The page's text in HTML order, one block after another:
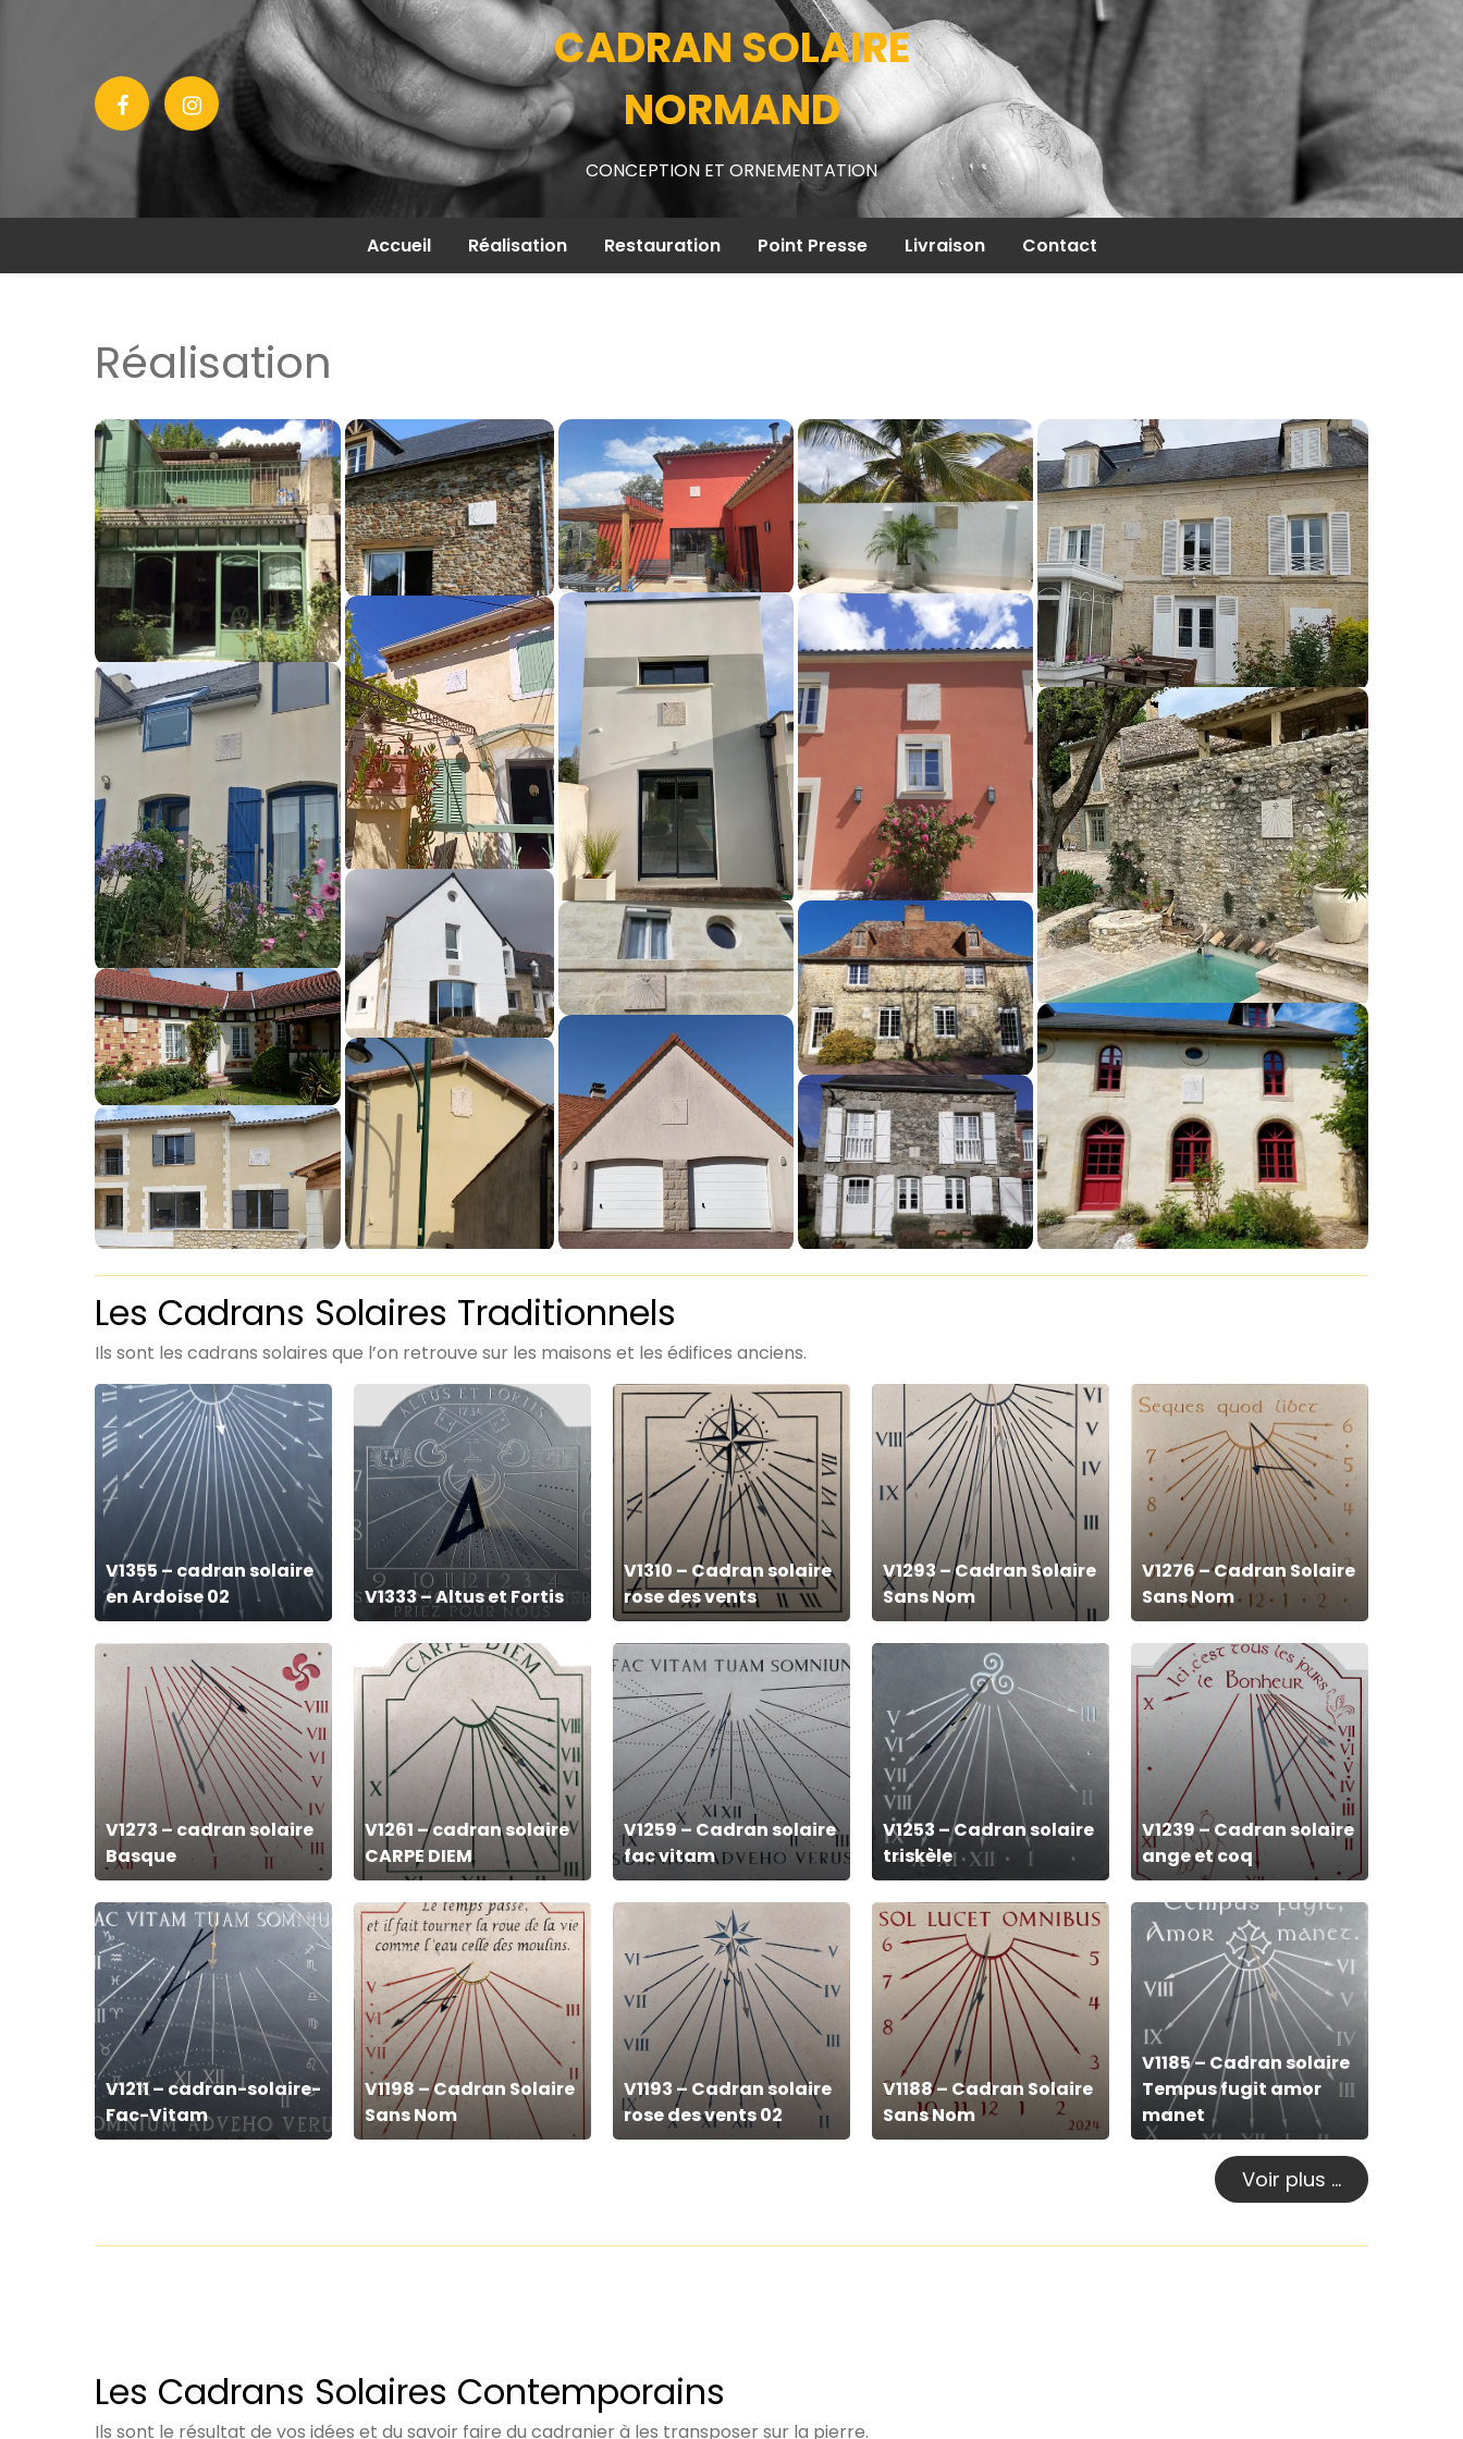
CADRAN SOLAIRE
NORMAND
CONCEPTION ET ORNEMENTATION
Accueil Réalisation Restauration Point Presse Livraison Contact
Réalisation
Les Cadrans Solaires Traditionnels
Ils sont les cadrans solaires que l’on retrouve sur les maisons et les édifices anciens.
V1355
–
cadran
solaire
en
Ardoise
02
V1355 – cadran solaire
en Ardoise 02
V1333
–
Altus
et
Fortis
V1333 – Altus et Fortis
V1310
Cadran
solaire
rose
vents
V1310 – Cadran solaire
rose des vents
V1293
–
Cadran
Solaire
V1293 – Cadran Solaire
Sans Nom
V1276
Cadran
Solaire
Sans
Nom
V1276 – Cadran Solaire
Sans Nom
V1273
cadran
solaire
Basque
V1273 – cadran solaire
Basque
V1261
–
cadran
solaire
CARPE
DIEM
V1261 – cadran solaire
CARPE DIEM
V1259
–
Cadran
solaire
fac
vitam
V1259 – Cadran solaire
fac vitam
V1253
–
Cadran
solaire
triskèle
V1253 – Cadran solaire
triskèle
V1239
–
Cadran
solaire
ange
coq
V1239 – Cadran solaire
ange et coq
V1211
–
cadran-
solaire-
Fac-
Vitam
V1211 – cadran-solaire-
Fac-Vitam
V1198
–
Cadran
Solaire
Sans
Nom
V1198 – Cadran Solaire
Sans Nom
V1193
Cadran
solaire
rose
vents
02
V1193 – Cadran solaire
rose des vents 02
V1188
–
Cadran
Solaire
Sans
Nom
V1188 – Cadran Solaire
Sans Nom
V1185
–
Cadran
solaire
Tempus
fugit
amor
manet
V1185 – Cadran solaire
Tempus fugit amor
manet
Voir plus …
Les Cadrans Solaires Contemporains
Ils sont le résultat de vos idées et du savoir faire du cadranier à les transposer sur la pierre.